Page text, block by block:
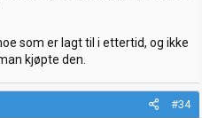
som er lagt til i ettertid, og ikke
kjøpte den.
#34